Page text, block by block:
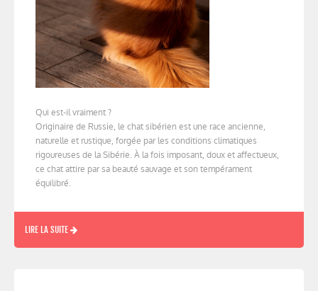
Qui est-il vraiment ?
Originaire de Russie, le chat sibérien est une race ancienne,
naturelle et rustique, forgée par les conditions climatiques
rigoureuses de la Sibérie. À la fois imposant, doux et affectueux,
ce chat attire par sa beauté sauvage et son tempérament
équilibré.
LIRE LA SUITE